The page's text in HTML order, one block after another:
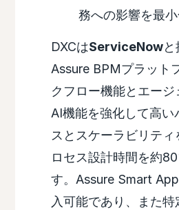
務への影響を最
DXCはServiceNowと
Assure BPMプラット
クフロー機能とエージ
AI機能を強化して高い
スとスケーラビリテ
ロセス設計時間を約
す。Assure Smart
入可能であり、また特